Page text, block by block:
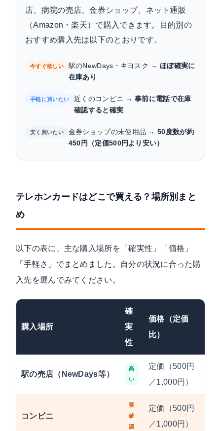
店、病院の売店、金券ショップ、ネット通販
（Amazon・楽天）で購入できます。目的別の
おすすめ購入先は以下のとおりです。
今すぐ欲しい 駅のNewDays・キヨスク → ほぼ確実に
在庫あり
手軽に買いたい 近くのコンビニ →事前に電話で在庫
確認すると確実
安く買いたい 金券ショップの未使用品 →50度数が約
450円（定価500円より安い）
テレホンカードはどこで買える？場所別まと
め
以下の表に、主な購入場所を「確実性」「価格」
「手軽さ」でまとめました。自分の状況に合った購
入先を選んでみてください。
購入場所
確
実
性
価格（定価
比）
駅の売店（NewDays等）
高
い
定価（500円
／1,000円）
コンビニ
要
確
認
定価（500円
／1,000円）